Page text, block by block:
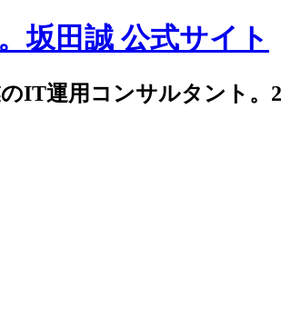
坂田誠 公式サイト
IT運用コンサルタント。